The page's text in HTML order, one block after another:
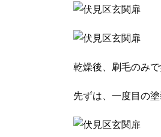
乾燥後、刷毛のみ
先ずは、一度目の塗